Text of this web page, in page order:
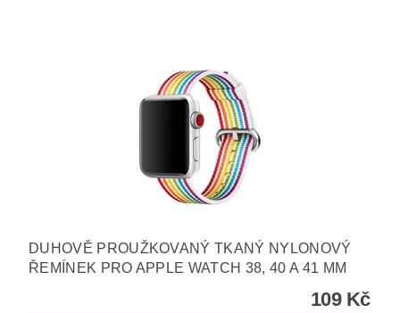
DUHOVĚ PROUŽKOVANÝ TKANÝ NYLONOVÝ
ŘEMÍNEK PRO APPLE WATCH 38, 40 A 41 MM
109 Kč